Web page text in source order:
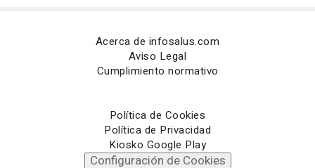
Acerca de infosalus.com
Aviso Legal
Cumplimiento normativo
Política de Cookies
Política de Privacidad
Kiosko Google Play
Configuración de Cookies